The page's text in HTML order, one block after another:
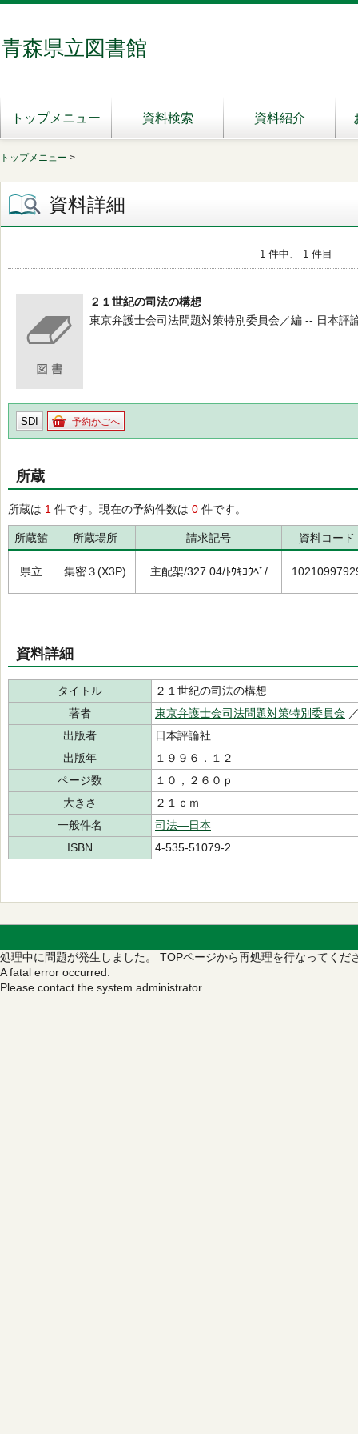
青森県立図書館
トップメニュー 資料検索 資料紹介
トップメニュー >
資料詳細
1 件中、 1 件目
２１世紀の司法の構想
東京弁護士会司法問題対策特別委員会／編 -- 日本評
SDI 予約かごへ
所蔵
所蔵は 1 件です。現在の予約件数は 0 件です。
所蔵館 所蔵場所 請求記号 資料コード
県立 集密３(X3P) 主配架/327.04/ﾄｳｷﾖｳﾍﾞ/
資料詳細
タイトル
２１世紀の司法の構想
著者
東京弁護士会司法問題対策特別委員会
出版者
日本評論社
出版年
１９９６．１２
ページ数
１０，２６０ｐ
大きさ
２１ｃｍ
一般件名
司法―日本
ISBN
4-535-51079-2
処理中に問題が発生しました。 TOPページから再処理を行なってくだ
A fatal error occurred.
Please contact the system administrator.